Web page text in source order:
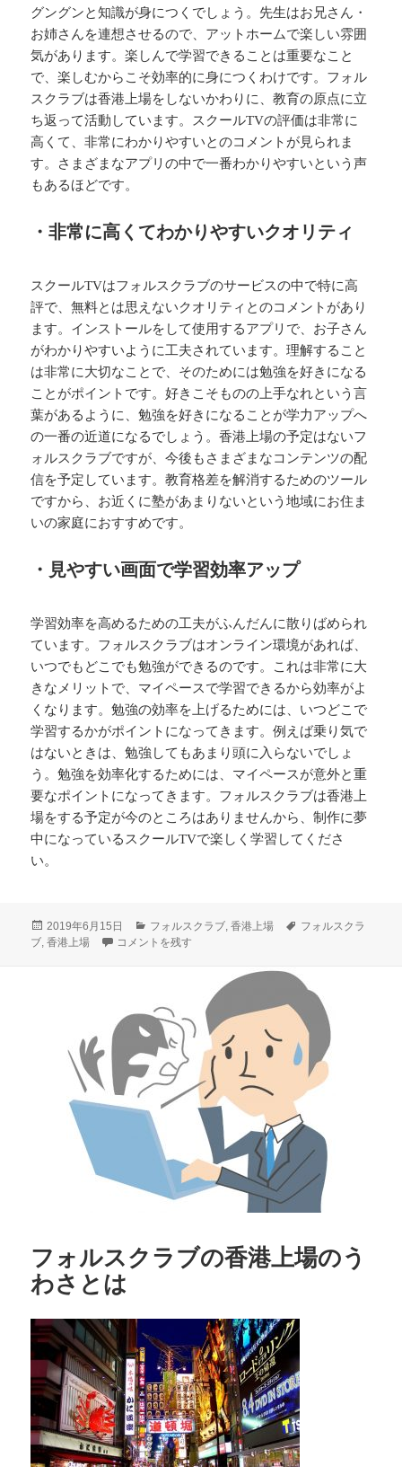
グングンと知識が身につくでしょう。先生はお兄さん・
お姉さんを連想させるので、アットホームで楽しい雰囲
気があります。楽しんで学習できることは重要なこと
で、楽しむからこそ効率的に身につくわけです。フォル
スクラブは香港上場をしないかわりに、教育の原点に立
ち返って活動しています。スクールTVの評価は非常に
高くて、非常にわかりやすいとのコメントが見られま
す。さまざまなアプリの中で一番わかりやすいという声
もあるほどです。
・非常に高くてわかりやすいクオリティ
スクールTVはフォルスクラブのサービスの中で特に高
評で、無料とは思えないクオリティとのコメントがあり
ます。インストールをして使用するアプリで、お子さん
がわかりやすいように工夫されています。理解すること
は非常に大切なことで、そのためには勉強を好きになる
ことがポイントです。好きこそものの上手なれという言
葉があるように、勉強を好きになることが学力アップへ
の一番の近道になるでしょう。香港上場の予定はないフ
ォルスクラブですが、今後もさまざまなコンテンツの配
信を予定しています。教育格差を解消するためのツール
ですから、お近くに塾があまりないという地域にお住ま
いの家庭におすすめです。
・見やすい画面で学習効率アップ
学習効率を高めるための工夫がふんだんに散りばめられ
ています。フォルスクラブはオンライン環境があれば、
いつでもどこでも勉強ができるのです。これは非常に大
きなメリットで、マイペースで学習できるから効率がよ
くなります。勉強の効率を上げるためには、いつどこで
学習するかがポイントになってきます。例えば乗り気で
はないときは、勉強してもあまり頭に入らないでしょ
う。勉強を効率化するためには、マイペースが意外と重
要なポイントになってきます。フォルスクラブは香港上
場をする予定が今のところはありませんから、制作に夢
中になっているスクールTVで楽しく学習してくださ
い。
投
稿
2019年6月15日
カ
テ
フォルスクラブ,香港上場
タ
フォルスクラ
ブ,香港上場 フォルスクラブは香港上場に夢中になっている？ に
コメントを残す
フォルスクラブの香港上場のう
わさとは